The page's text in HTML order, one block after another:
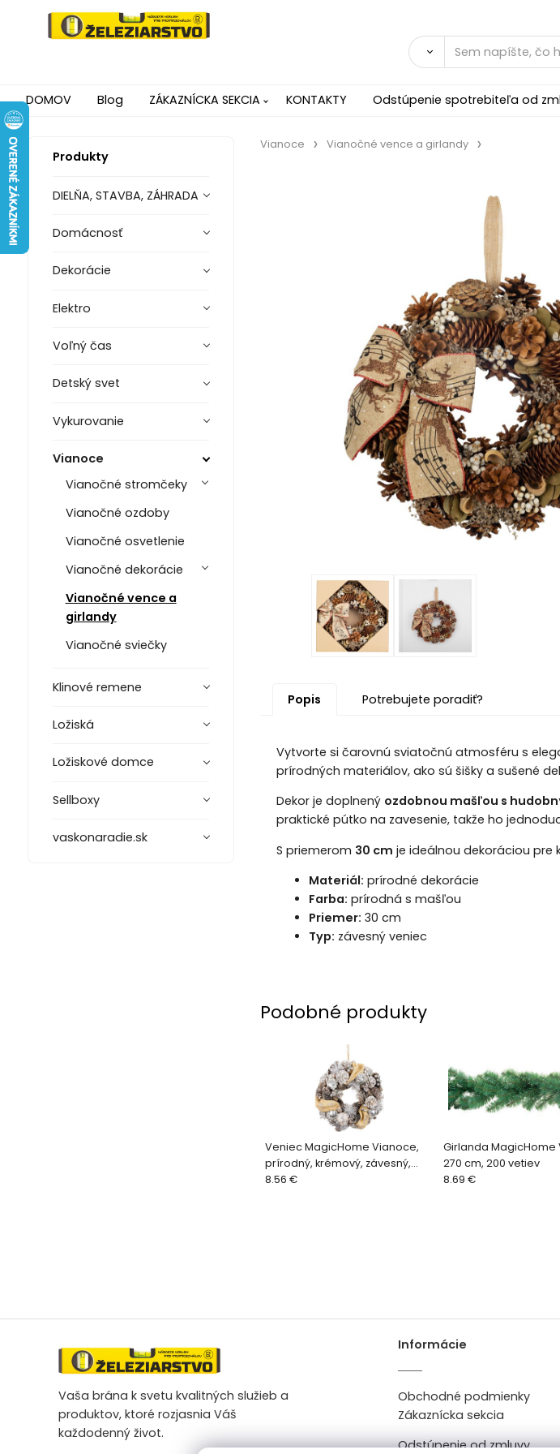
DOMOV Blog ZÁKAZNÍCKA SEKCIA KONTAKTY Odstúpenie spotrebiteľa od
Produkty
DIELŇA, STAVBA, ZÁHRADA
Domácnosť
Dekorácie
Elektro
Voľný čas
Detský svet
Vykurovanie
Vianoce
Vianočné stromčeky
Vianočné ozdoby
Vianočné osvetlenie
Vianočné dekorácie
Vianočné vence a
girlandy
Vianočné sviečky
Klinové remene
Ložiská
Ložiskové domce
Sellboxy
vaskonaradie.sk
Vianoce Vianočné vence a girlandy
Popis Potrebujete poradiť?
Vytvorte si čarovnú sviatočnú atmosféru s
prírodných materiálov, ako sú šišky a sušené
Dekor je doplnený ozdobnou mašľou s
praktické pútko na zavesenie, takže ho
S priemerom 30 cm je ideálnou dekoráciou
Materiál: prírodné dekorácie
Farba: prírodná s mašľou
Priemer: 30 cm
Typ: závesný veniec
Podobné produkty
Veniec MagicHome Vianoce,
prírodný, krémový, závesný,
33x9 cm
8.56 €
Girlanda MagicHome
270 cm, 200 vetiev
8.69 €
Vaša brána k svetu kvalitných služieb a
produktov, ktoré rozjasnia Váš
každodenný život.
Informácie
Obchodné podmienky
Zákaznícka sekcia
Odstúpenie od zmluvy